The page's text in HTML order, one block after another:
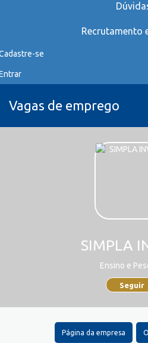
Recrutamento
se
Vagas de emprego
SIMPLA
Ensino e
Seguir
Página da empresa